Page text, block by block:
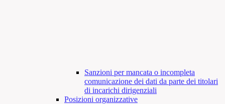
Sanzioni per mancata o incompleta
comunicazione dei dati da parte dei titolari
di incarichi dirigenziali
Posizioni organizzative